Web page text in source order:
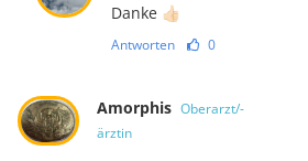
Danke 👍🏻
Antworten 0
Amorphis Oberarzt/-
ärztin